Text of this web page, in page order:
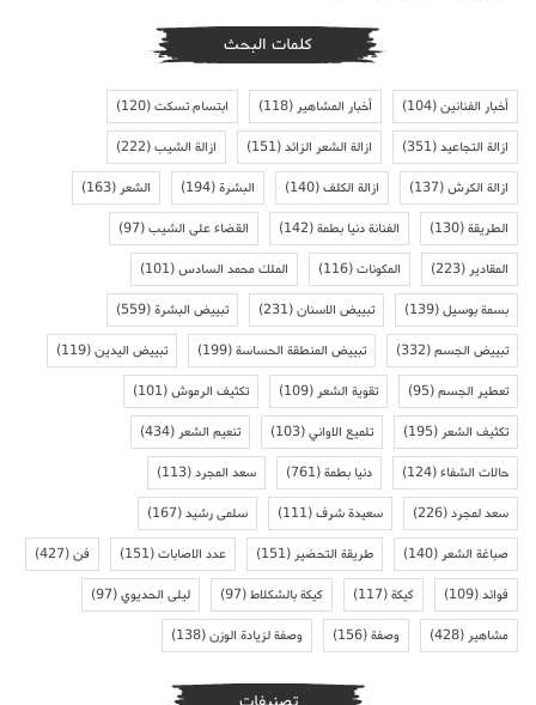
كلمات البحث
أخبار الفنانين(104) أخبار المشاهير(118) ابتسام تسكت(120)
ازالة التجاعيد(351) ازالة الشعر الزائد(151) ازالة الشيب(222)
ازالة الكرش(137) ازالة الكلف(140) البشرة(194) الشعر(163)
الطريقة(130) الفنانة دنيا بطمة(142) القضاء على الشيب(97)
المقادير(223) المكونات(116) الملك محمد السادس(101)
بسمة بوسيل(139) تبييض الاسنان(231) تبييض البشرة(559)
تبييض الجسم(332) تبييض المنطقة الحساسة(199) تبييض اليدين(119)
تعطير الجسم(95) تقوية الشعر(109) تكثيف الرموش(101)
تكثيف الشعر(195) تلميع الاواني(103) تنعيم الشعر(434)
حالات الشفاء(124) دنيا بطمة(761) سعد المجرد(113)
سعد لمجرد(226) سعيدة شرف(111) سلمى رشيد(167)
صباغة الشعر(140) طريقة التحضير(151) عدد الاصابات(151) فن(427)
فوائد(109) كيكة(117) كيكة بالشكلاط(97) ليلى الحديوي(97)
مشاهير(428) وصفة(156) وصفة لزيادة الوزن(138)